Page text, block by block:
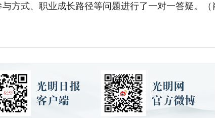
方式、职业成长路径等问题进行了一对一答疑。（